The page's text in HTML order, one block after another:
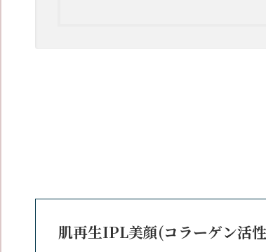
肌再生IPL美顔(コラーゲン活